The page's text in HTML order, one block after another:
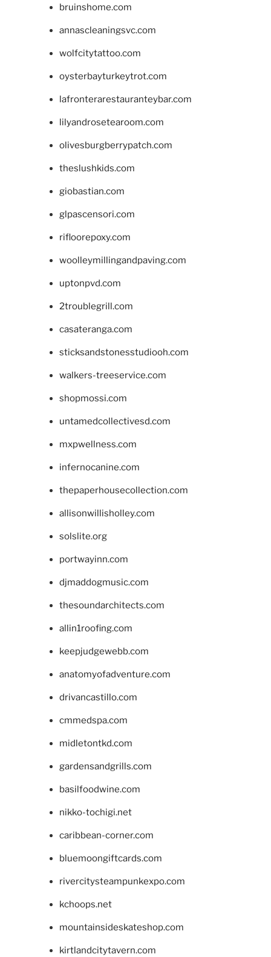
bruinshome.com
annascleaningsvc.com
wolfcitytattoo.com
oysterbayturkeytrot.com
lafronterarestauranteybar.com
lilyandrosetearoom.com
olivesburgberrypatch.com
theslushkids.com
giobastian.com
glpascensori.com
rifloorepoxy.com
woolleymillingandpaving.com
uptonpvd.com
2troublegrill.com
casateranga.com
sticksandstonesstudiooh.com
walkers-treeservice.com
shopmossi.com
untamedcollectivesd.com
mxpwellness.com
infernocanine.com
thepaperhousecollection.com
allisonwillisholley.com
solslite.org
portwayinn.com
djmaddogmusic.com
thesoundarchitects.com
allin1roofing.com
keepjudgewebb.com
anatomyofadventure.com
drivancastillo.com
cmmedspa.com
midletontkd.com
gardensandgrills.com
basilfoodwine.com
nikko-tochigi.net
caribbean-corner.com
bluemoongiftcards.com
rivercitysteampunkexpo.com
kchoops.net
mountainsideskateshop.com
kirtlandcitytavern.com